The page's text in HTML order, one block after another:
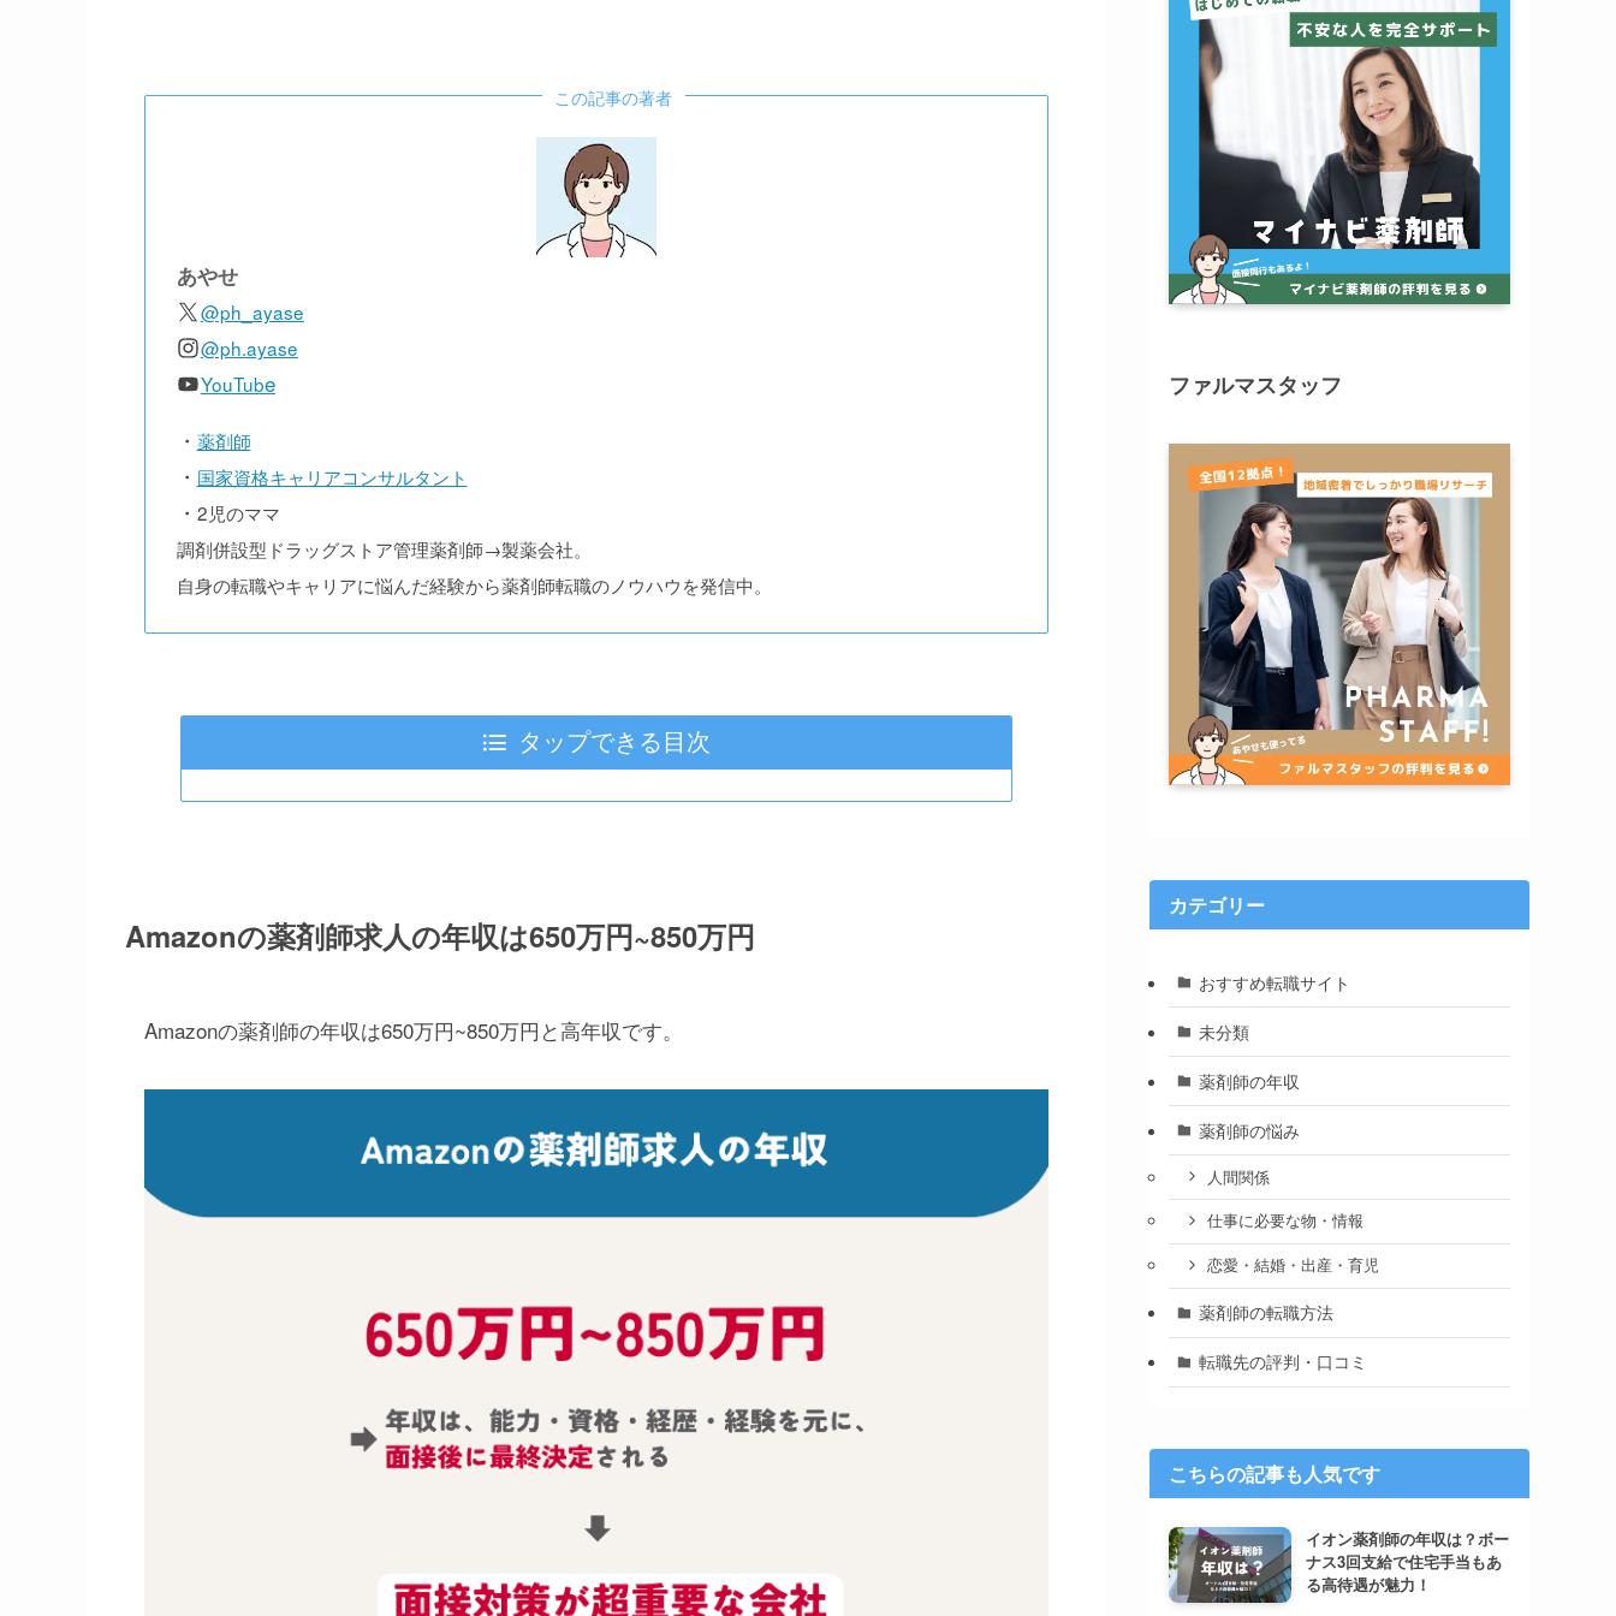
この記事の著者
あやせ
@ph_ayase
@ph.ayase
YouTube
・ 薬剤師
・ 国家資格キャリアコンサルタント
・ 2児のママ
調剤併設型ドラッグストア管理薬剤師→製薬会社。
自身の転職やキャリアに悩んだ経験から薬剤師転職のノウハウを発信中。
タップできる目次
Amazonの薬剤師求人の年収は650万円~850万円
Amazonの薬剤師の年収は650万円~850万円と高年収です。
ファルマスタッフ
カテゴリー
おすすめ転職サイト
未分類
薬剤師の年収
薬剤師の悩み
人間関係
仕事に必要な物・情報
恋愛・結婚・出産・育児
薬剤師の転職方法
転職先の評判・口コミ
こちらの記事も人気です
イオン薬剤師の年収は？ボー
ナス3回支給で住宅手当もあ
る高待遇が魅力！